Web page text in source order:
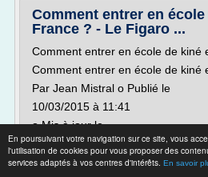
En poursuivant votre navigation sur ce site, vous
l'utilisation de cookies pour vous proposer des
services adaptés à vos centres d'intérêts. En savoir
Comment entrer en
France ? - Le Figaro ...
Comment entrer en école de kiné
Comment entrer en école de kiné
Par Jean Mistral o Publié le
10/03/2015 à 11:41
o Mis à jour le
18/12/2017 à 19:41
1